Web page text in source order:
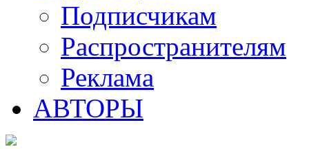
Подписчикам
Распространителям
Реклама
АВТОРЫ